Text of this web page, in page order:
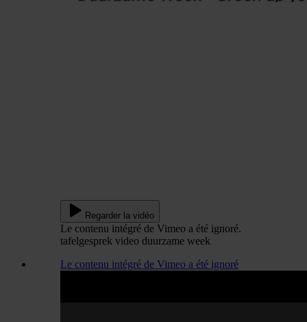
Regarder la vidéo
Le contenu intégré de Vimeo a été ignoré.
tafelgesprek video duurzame week
Le contenu intégré de Vimeo a été ignoré